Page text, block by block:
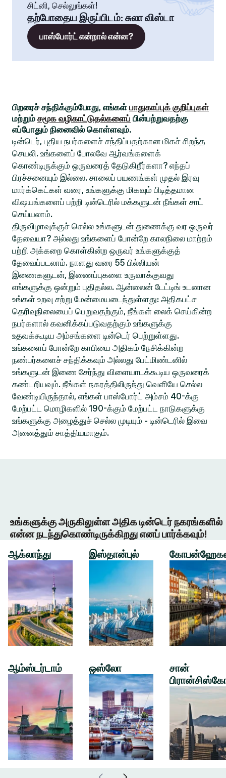
சிட்னி, செல்லுங்கள்!
தற்போதைய இருப்பிடம்: சுலா விஸ்டா
பாஸ்போர்ட் என்றால் என்ன?
பிறரைச் சந்திக்கும்போது, எங்கள் பாதுகாப்புக் குறிப்புகள்
மற்றும் சமூக வழிகாட்டுதல்களைப் பின்பற்றுவதற்கு
எப்போதும் நினைவில் கொள்ளவும்.
டின்டெர், புதிய நபர்களைச் சந்திப்பதற்கான மிகச் சிறந்த
செயலி. உங்களைப் போலவே ஆர்வங்களைக்
கொண்டிருக்கும் ஒருவரைத் தேடுகிறீர்களா? எந்தப்
பிரச்சனையும் இல்லை. சாலைப் பயணங்கள் முதல் இரவு
மார்க்கெட்கள் வரை, உங்களுக்கு மிகவும் பிடித்தமான
விஷயங்களைப் பற்றி டின்டெரில் மக்களுடன் நீங்கள் சாட்
செய்யலாம்.
திருவிழாவுக்குச் செல்ல உங்களுடன் துணைக்கு வர ஒருவர்
தேவையா? அல்லது உங்களைப் போன்றே காலநிலை மாற்றம்
பற்றி அக்கறை கொள்கின்ற ஒருவர் உங்களுக்குத்
தேவைப்படலாம். நாளது வரை 55 பில்லியன்
இணைகளுடன், இணைப்புகளை உருவாக்குவது
எங்களுக்கு ஒன்றும் புதிதல்ல. ஆன்லைன் டேட்டிங் உடனான
உங்கள் உறவு சற்று மேன்மையடைந்துள்ளது: அதிகபட்ச
தெரிவுநிலையைப் பெறுவதற்கும், நீங்கள் லைக் செய்கின்ற
நபர்களால் கவனிக்கப்படுவதற்கும் உங்களுக்கு
உதவக்கூடிய அம்சங்களை டின்டெர் பெற்றுள்ளது.
உங்களைப் போன்றே காபியை அதிகம் நேசிக்கின்ற
நண்பர்களைச் சந்திக்கவும் அல்லது பேட்மிண்டனில்
உங்களுடன் இணை சேர்ந்து விளையாடக்கூடிய ஒருவரைக்
கண்டறியவும். நீங்கள் நகரத்திலிருந்து வெளியே செல்ல
வேண்டியிருந்தால், எங்கள் பாஸ்போர்ட் அம்சம் 40-க்கு
மேற்பட்ட மொழிகளில் 190-க்கும் மேற்பட்ட நாடுகளுக்கு
உங்களுக்கு அழைத்துச் செல்ல முடியும் - டின்டெரில் இவை
அனைத்தும் சாத்தியமாகும்.
உங்களுக்கு அருகிலுள்ள அதிக டின்டெர் நகரங்களில்
என்ன நடந்துகொண்டிருக்கிறது எனப் பார்க்கவும்!
ஆக்லாந்து
ஆம்ஸ்டர்டாம்
இஸ்தான்புல்
ஒஸ்லோ
சான்